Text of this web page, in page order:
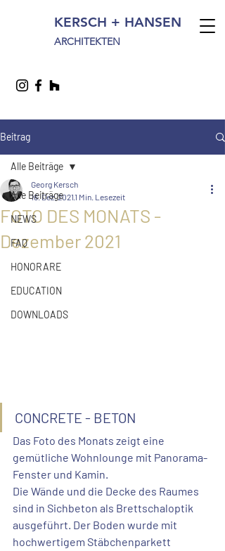
KERSCH + HANSEN
ARCHITEKTEN
Beitrag
Alle Beiträge
NEWS
FAQ
HONORARE
EDUCATION
DOWNLOADS
Alle Beiträge
FOTO DES MONATS -
Dezember 2021
Georg Kersch
16. Dez. 2021 1 Min. Lesezeit
CONCRETE - BETON
Das Foto des Monats zeigt eine
gemütliche Wohnlounge mit Panorama-
Fenster und Kamin.
Die Wände und die Decke des Raumes
sind in Sichbeton als Brettschaloptik
ausgeführt. Der Boden wurde mit
hochwertigem Stäbchenparkett